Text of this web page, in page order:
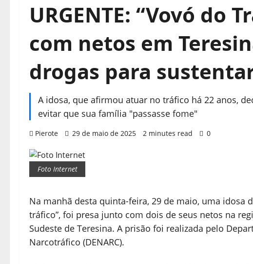
URGENTE: “Vovó do
com netos em
drogas para
A idosa, que afirmou atuar no tráfico há 22 anos,
evitar que sua família "passasse fome"
Pierote 29 de maio de 2025 2 minutes read 0
Foto Internet
Na manhã desta quinta-feira, 29 de maio, uma idosa
tráfico”, foi presa junto com dois de seus netos na
Sudeste de Teresina. A prisão foi realizada pelo
Narcotráfico (DENARC).